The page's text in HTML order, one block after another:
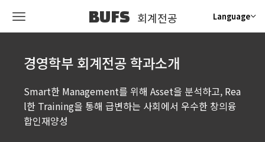
BUFS 회계전공 Language
경영학부 회계전공 학과소개
Smart한 Management를 위해 Asset을 분석하고, Rea
l한 Training을 통해 급변하는 사회에서 우수한 창의융
합인재양성